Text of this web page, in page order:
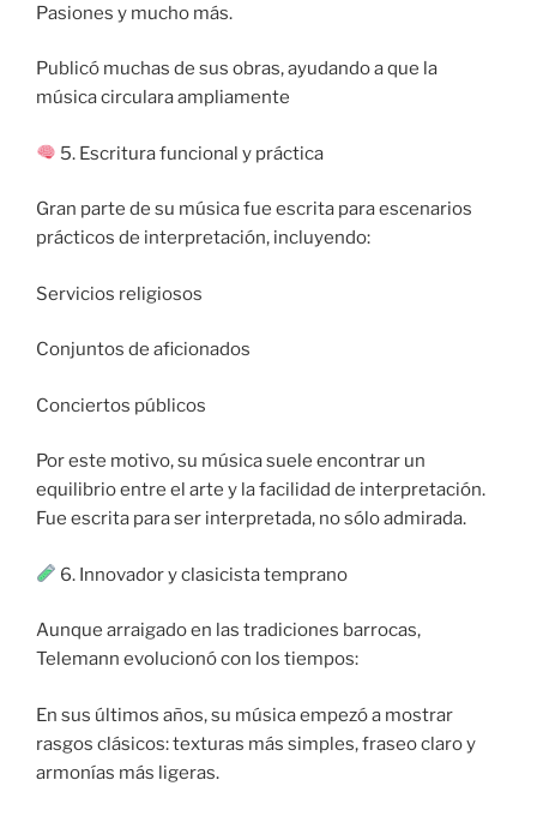
Pasiones y mucho más.
Publicó muchas de sus obras, ayudando a que la
música circulara ampliamente
5. Escritura funcional y práctica
Gran parte de su música fue escrita para escenarios
prácticos de interpretación, incluyendo:
Servicios religiosos
Conjuntos de aficionados
Conciertos públicos
Por este motivo, su música suele encontrar un
equilibrio entre el arte y la facilidad de interpretación.
Fue escrita para ser interpretada, no sólo admirada.
6. Innovador y clasicista temprano
Aunque arraigado en las tradiciones barrocas,
Telemann evolucionó con los tiempos:
En sus últimos años, su música empezó a mostrar
rasgos clásicos: texturas más simples, fraseo claro y
armonías más ligeras.